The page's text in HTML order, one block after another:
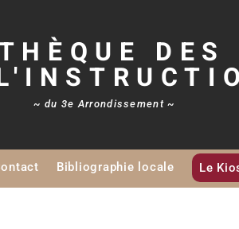
DES
~ du 3e Arrondissement ~
Bibliographie locale Le